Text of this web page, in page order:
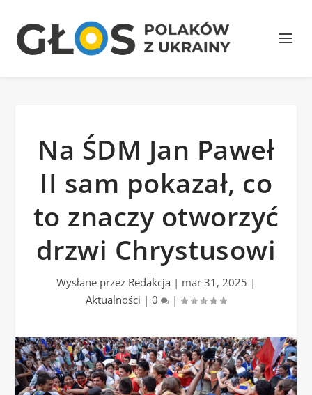
Na ŚDM Jan Paweł
II sam pokazał, co
to znaczy otworzyć
drzwi Chrystusowi
Wysłane przez Redakcja | mar 31, 2025 |
Aktualności | 0 |